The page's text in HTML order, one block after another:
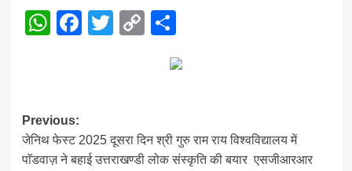
WhatsApp
Facebook
Twitter
CopyShare
Post
navigation
Previous:
जेनिथ फेस्ट 2025 दूसरा दिन श्री गुरु राम राय विश्वविद्यालय में
पाॅडवाज़ ने बहाई उत्तराखण्डी लोक संस्कृति की बयार एसजीआरआर